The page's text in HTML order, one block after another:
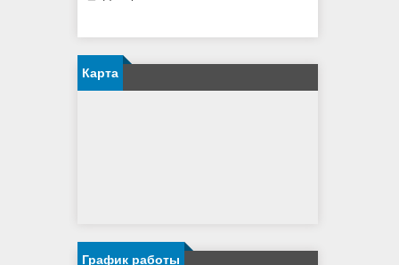
Карта
График работы